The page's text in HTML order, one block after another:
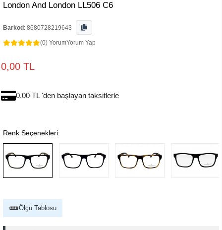
London And London LL506 C6
Barkod : 8680728219643
(0) YorumYorum Yap
0,00 TL
0,00 TL 'den başlayan taksitlerle
Renk Seçenekleri:
Ölçü Tablosu